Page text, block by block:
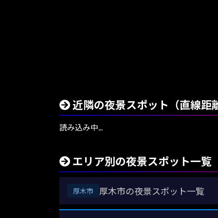
近隣の夜景スポット（直線距
読み込み中...
エリア別の夜景スポット一覧
厚木市 厚木市の夜景スポット一覧